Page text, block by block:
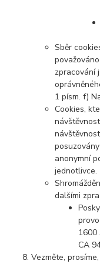
Sběr
zpracování
1 písm. f)
Cookies,
anonymní
jednotlivce.
dalšími
1600
CA
Vezměte,